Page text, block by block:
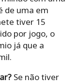
de uma em
tiver 15
por jogo, o
já que a
Se não tiver